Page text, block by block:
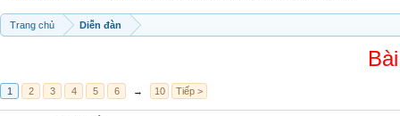
Trang chủ Diễn đàn
1 2 3 4 5 6 → 10 Tiếp >